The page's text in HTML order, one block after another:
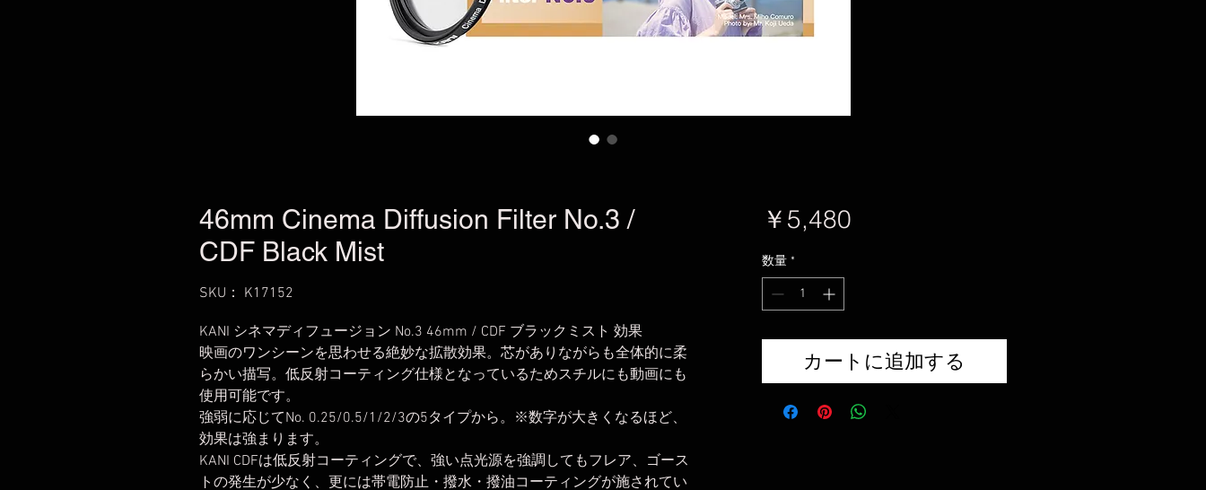
46mm Cinema Diffusion Filter No.3 /
CDF Black Mist
SKU： K17152
KANI シネマディフュージョン No.3 46mm / CDF ブラックミスト 効果
映画のワンシーンを思わせる絶妙な拡散効果。芯がありながらも全体的に柔
らかい描写。低反射コーティング仕様となっているためスチルにも動画にも
使用可能です。
強弱に応じてNo. 0.25/0.5/1/2/3の5タイプから。※数字が大きくなるほど、
効果は強まります。
KANI CDFは低反射コーティングで、強い点光源を強調してもフレア、ゴース
トの発生が少なく、更には帯電防止・撥水・撥油コーティングが施されてい
￥5,480価
数量 *
カートに追加する